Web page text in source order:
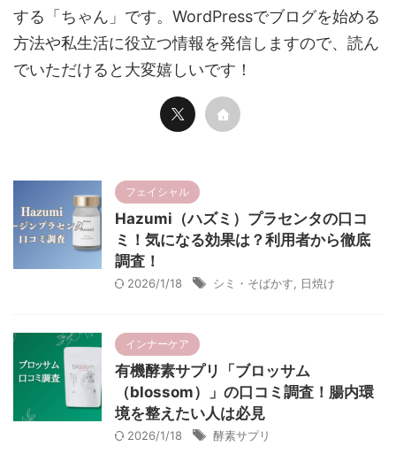
する「ちゃん」です。WordPressでブログを始める
方法や私生活に役立つ情報を発信しますので、読ん
でいただけると大変嬉しいです！
フェイシャル
Hazumi（ハズミ）プラセンタの口コ
ミ！気になる効果は？利用者から徹底
調査！
2026/1/18 シミ・そばかす 日焼け
インナーケア
有機酵素サプリ「ブロッサム
（blossom）」の口コミ調査！腸内環
境を整えたい人は必見
2026/1/18 酵素サプリ